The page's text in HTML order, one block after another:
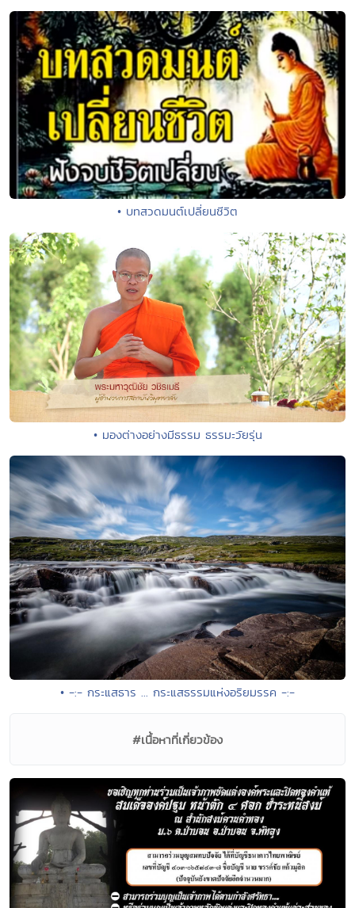
• บทสวดมนต์เปลี่ยนชีวิต
• มองต่างอย่างมีธรรม ธรรมะวัยรุ่น
• -:- กระแสธาร ... กระแสธรรมแห่งอริยมรรค -:-
#เนื้อหาที่เกี่ยวข้อง